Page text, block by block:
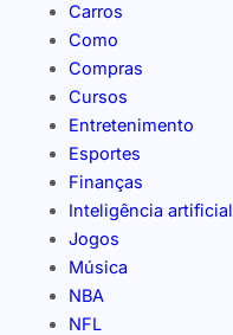
Carros
Como
Compras
Cursos
Entretenimento
Esportes
Finanças
Inteligência artificial
Jogos
Música
NBA
NFL